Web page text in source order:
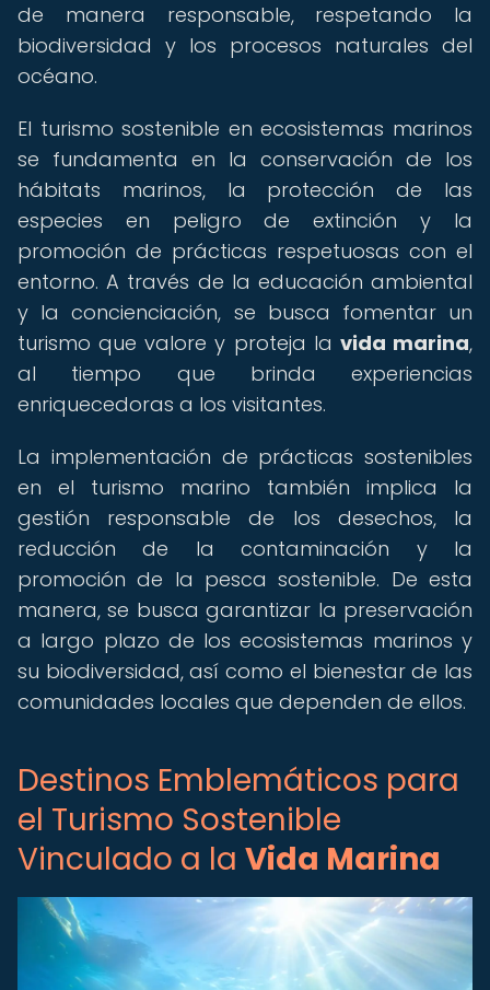
de manera responsable, respetando la
biodiversidad y los procesos naturales del
océano.
El turismo sostenible en ecosistemas marinos
se fundamenta en la conservación de los
hábitats marinos, la protección de las
especies en peligro de extinción y la
promoción de prácticas respetuosas con el
entorno. A través de la educación ambiental
y la concienciación, se busca fomentar un
turismo que valore y proteja la vida marina,
al tiempo que brinda experiencias
enriquecedoras a los visitantes.
La implementación de prácticas sostenibles
en el turismo marino también implica la
gestión responsable de los desechos, la
reducción de la contaminación y la
promoción de la pesca sostenible. De esta
manera, se busca garantizar la preservación
a largo plazo de los ecosistemas marinos y
su biodiversidad, así como el bienestar de las
comunidades locales que dependen de ellos.
Destinos Emblemáticos para
el Turismo Sostenible
Vinculado a la Vida Marina